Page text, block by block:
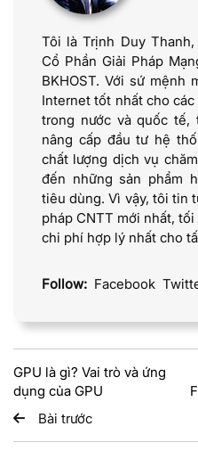
Tôi là Trịnh Duy
Cổ Phần Giải Pháp
BKHOST. Với sứ mệnh
Internet tốt nhất cho
trong nước và quốc
nâng cấp đầu tư hệ
chất lượng dịch vụ
đến những sản phẩm
tiêu dùng. Vì vậy, tôi tin
pháp CNTT mới nhất,
chi phí hợp lý nhất cho
Follow: Facebook
GPU là gì? Vai trò và ứng
dụng của GPU
Bài trước